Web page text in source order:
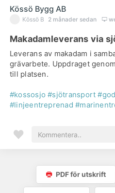
Kössö Bygg AB
Kössö B 2 månader sedan
Makadamleverans via
Leverans av makadam i
grävarbete. Uppdraget
till platsen.
#kossosjo #sjötransport
#linjeentreprenad
PDF för utskrift